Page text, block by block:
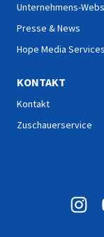
Unternehmens-
Presse & News
Hope Media Services
KONTAKT
Kontakt
Zuschauerservice